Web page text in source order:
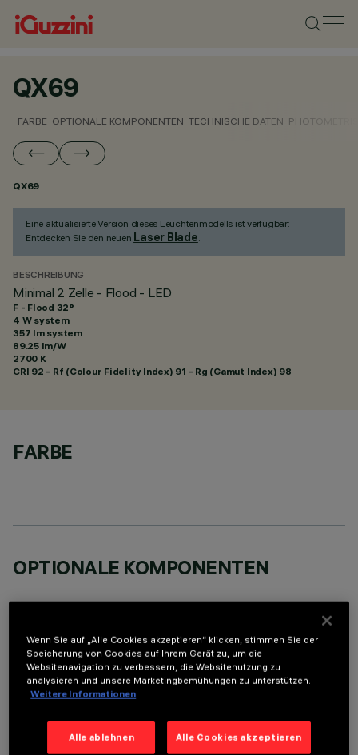
QX69
FARBE OPTIONALE KOMPONENTEN TECHNISCHE DATEN
QX69
Eine aktualisierte Version dieses Leuchtenmodells ist verfügbar:
Entdecken Sie den neuen Laser Blade.
BESCHREIBUNG
Minimal 2 Zelle - Flood - LED
F - Flood 32°
4 W system
357 lm system
89.25 lm/W
2700 K
CRI 92 - Rf (Colour Fidelity Index) 91 - Rg (Gamut Index) 98
FARBE
OPTIONALE KOMPONENTEN
TECHNISCHE DATEN
Wenn Sie auf „Alle Cookies akzeptieren“ klicken, stimmen Sie der
Speicherung von Cookies auf Ihrem Gerät zu, um die
Websitenavigation zu verbessern, die Websitenutzung zu
analysieren und unsere Marketingbemühungen zu unterstützen.
Weitere Informationen
Alle ablehnen Alle Cookies akzeptieren